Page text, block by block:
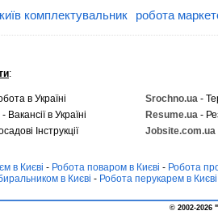
комплектувальник
робота
:
в Україні Srochno.ua -
- Вакансії в Україні Resume.ua -
Інструкції Jobsite.com.ua
в Києві - Робота поваром в Києві - Робота
в Києві - Робота перукарем в Києві
© 2002-2026